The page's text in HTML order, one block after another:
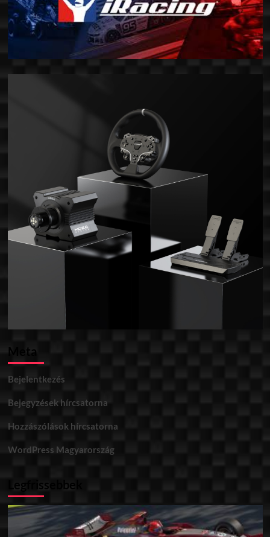
Meta
Bejelentkezés
Bejegyzések hírcsatorna
Hozzászólások hírcsatorna
WordPress Magyarország
Legfrissebbek